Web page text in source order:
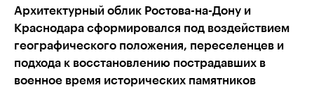
Архитектурный облик Ростова-на-Дону и
Краснодара сформировался под воздействием
географического положения, переселенцев и
подхода к восстановлению пострадавших в
военное время исторических памятников